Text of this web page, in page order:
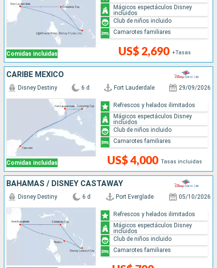
Comidas incluidas US$ 2,690 +Tasas
Mágicos espectáculos Disney
incluidos
Club de niños incluido
Camarotes familiares
CARIBE MEXICO
Comidas incluidas
Disney Destiny 6 d Fort Lauderdale 29/09/2026
US$ 4,000 Tasas incluidas
Refrescos y helados ilimitados
Mágicos espectáculos Disney
incluidos
Club de niños incluido
Camarotes familiares
BAHAMAS / DISNEY CASTAWAY
Disney Destiny 6 d Port Everglade 05/10/2026
Refrescos y helados ilimitados
Mágicos espectáculos Disney
incluidos
Club de niños incluido
Camarotes familiares